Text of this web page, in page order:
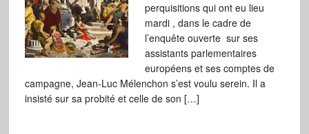
perquisitions qui ont eu lieu
mardi , dans le cadre de
l’enquête ouverte sur ses
assistants parlementaires
européens et ses comptes de
campagne, Jean-Luc Mélenchon s’est voulu serein. Il a
insisté sur sa probité et celle de son […]